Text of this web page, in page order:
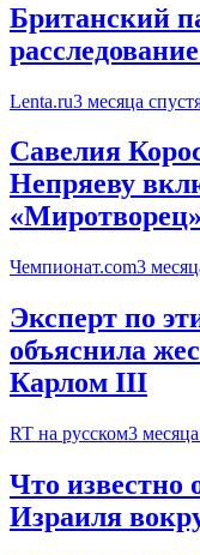
Британский
Lenta.ru3 месяца
Савелия
Непряеву
Чемпионат.com3
Эксперт по
объяснила
Карлом III
RT на русском3
Что
Израиля